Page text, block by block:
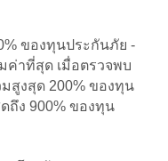
ของทุนประกันภัย -
าที่สุด เมื่อตรวจพบ
สูงสุด 200% ของทุน
ถึง 900% ของทุน